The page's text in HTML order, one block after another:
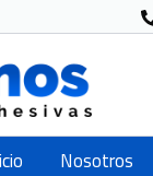
Nosotros